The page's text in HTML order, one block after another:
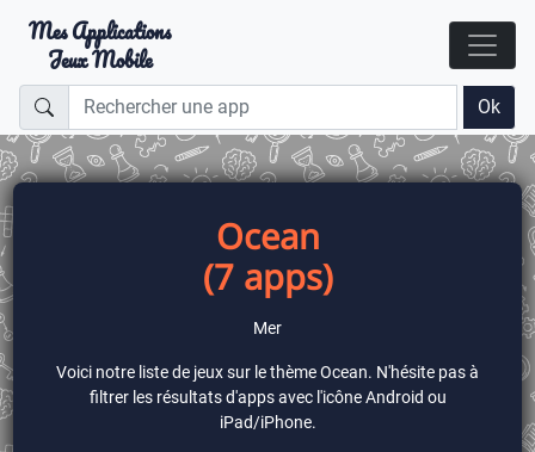
Mes Applications
Jeux Mobile
Ok
Ocean
(7 apps)
Mer
Voici notre liste de jeux sur le thème Ocean. N'hésite pas à
filtrer les résultats d'apps avec l'icône Android ou
iPad/iPhone.